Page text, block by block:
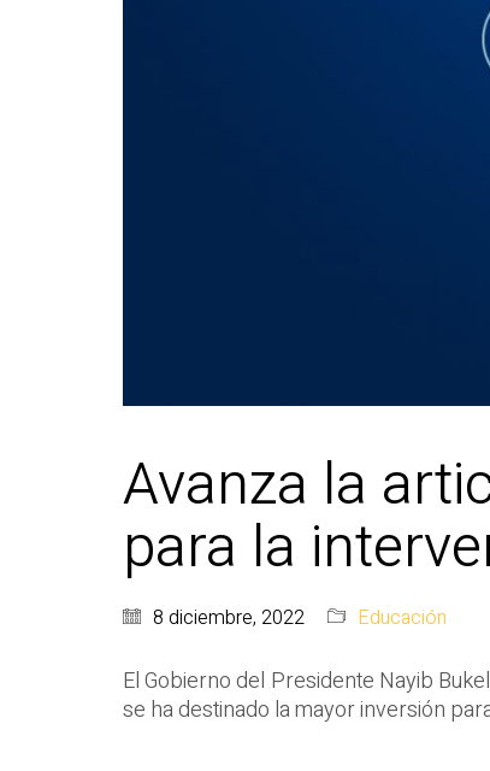
Avanza la
para la
8 diciembre, 2022 Educación
El Gobierno del Presidente Nayib
se ha destinado la mayor inversión